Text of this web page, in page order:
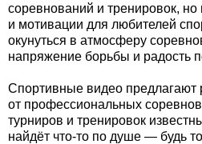
соревнований и тренировок, но
и мотивации для любителей
окунуться в атмосферу
напряжение борьбы и радость
Спортивные видео предлагают
от профессиональных
турниров и тренировок
найдёт что-то по душе — будь